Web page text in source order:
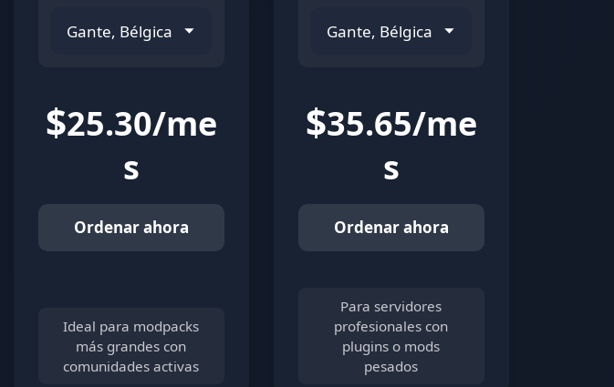
$25.30/me
s
Ordenar ahora
Ideal para modpacks
más grandes con
comunidades activas
$35.65/me
s
Ordenar ahora
Para servidores
profesionales con
plugins o mods
pesados